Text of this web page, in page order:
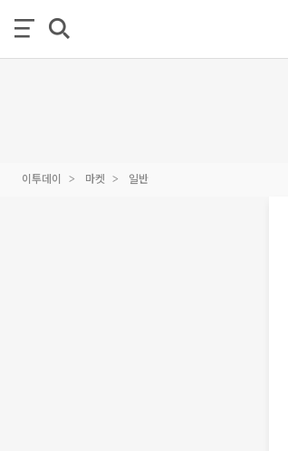
이투데이 마켓 일반